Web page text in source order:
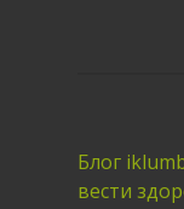
Блог
вести